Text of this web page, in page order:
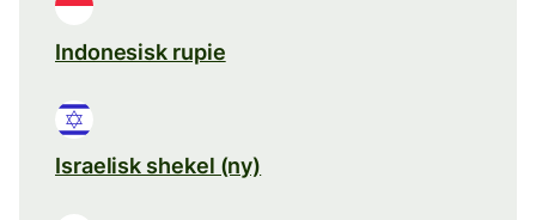
Indonesisk rupie
Israelisk shekel (ny)